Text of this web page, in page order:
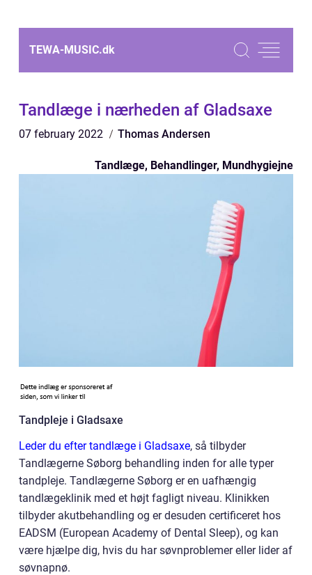
TEWA-MUSIC.dk
Tandlæge i nærheden af Gladsaxe
07 february 2022 Thomas Andersen
Tandlæge, Behandlinger, Mundhygiejne
Tandpleje i Gladsaxe
Leder du efter tandlæge i Gladsaxe, så tilbyder
Tandlægerne Søborg behandling inden for alle typer
tandpleje. Tandlægerne Søborg er en uafhængig
tandlægeklinik med et højt fagligt niveau. Klinikken
tilbyder akutbehandling og er desuden certificeret hos
EADSM (European Academy of Dental Sleep), og kan
være hjælpe dig, hvis du har søvnproblemer eller lider af
søvnapnø.